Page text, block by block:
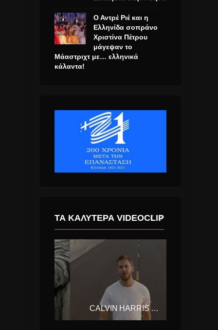
Ο Αντρέ Ριέ και η
Ελληνίδα σοπράνο
Χριστίνα Πέτρου
μάγεψαν το
Μάαστριχτ με… ελληνικά
κάλαντα!
ΤΑ ΚΑΛΎΤΕΡΑ VIDEOCLIP
CALVIN HARRIS – MY WAY